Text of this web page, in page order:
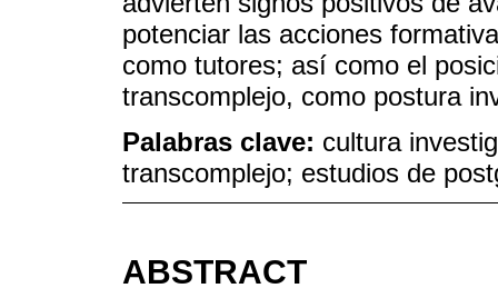
potenciar las acciones
como tutores; así como el
transcomplejo, como postura
Palabras clave: cultura
transcomplejo; estudios de
ABSTRACT